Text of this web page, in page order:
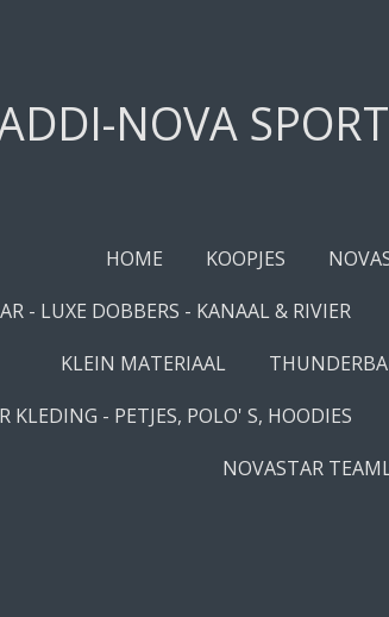
NOVA
HOME KOOPJES
- LUXE DOBBERS - KANAAL & RIVIER
KLEIN MATERIAAL
KLEDING - PETJES, POLO' S, HOODIES
NOVASTAR